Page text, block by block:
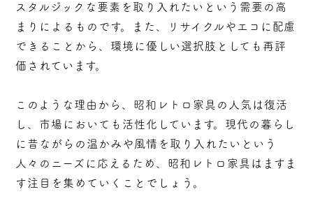
スタルジックな要素を取り入れたいという需要の高
まりによるものです。また、リサイクルやエコに配慮
できることから、環境に優しい選択肢としても再評
価されています。
このような理由から、昭和レトロ家具の人気は復活
し、市場においても活性化しています。現代の暮らし
に昔ながらの温かみや風情を取り入れたいという
人々のニーズに応えるため、昭和レトロ家具はますま
す注目を集めていくことでしょう。